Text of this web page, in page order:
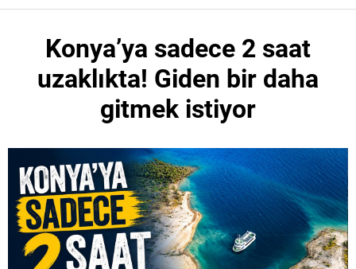
Konya’ya sadece 2 saat
uzaklıkta! Giden bir daha
gitmek istiyor